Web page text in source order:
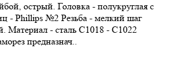
острый. Головка - полукруглая с
- Phillips №2 Резьба - мелкий шаг
Материал - сталь С1018 - С1022
предназнач..